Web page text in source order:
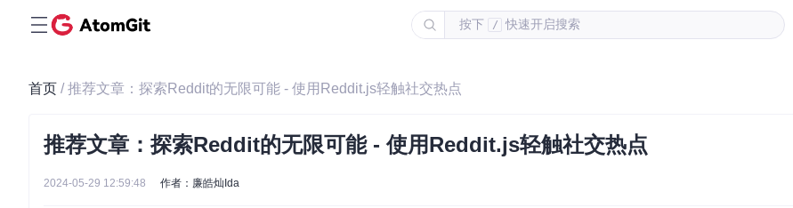
按下 / 快速开启搜索
首页 / 推荐文章：探索Reddit的无限可能 - 使用Reddit.js轻触社交热点
推荐文章：探索Reddit的无限可能 - 使用Reddit.js轻触社交热点
2024-05-29 12:59:48 作者：廉皓灿Ida